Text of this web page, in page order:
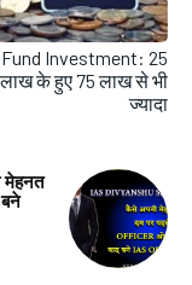
Investment: 25
लाख के हुए 75 लाख से भी
ज्यादा